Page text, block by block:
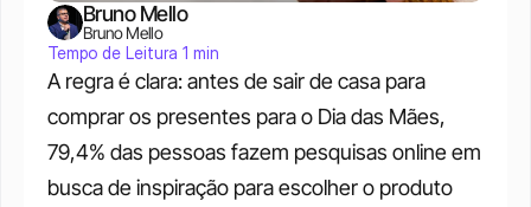
A regra é clara: antes de sair de casa para
comprar os presentes para o Dia das Mães,
79,4% das pessoas fazem pesquisas online em
busca de inspiração para escolher o produto
Bruno Mello
Bruno Mello
Tempo de Leitura 1 min